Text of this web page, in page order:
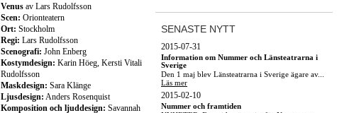
Venus av Lars Rudolfsson
Scen: Orionteatern
Ort: Stockholm
Regi: Lars Rudolfsson
Scenografi: John Enberg
Kostymdesign: Karin Höeg, Kersti Vitali
Rudolfsson
Maskdesign: Sara Klänge
Ljusdesign: Anders Rosenquist
Komposition och ljuddesign: Savannah
SENASTE NYTT
2015-07-31
Information om Nummer och Länsteatrarna i
Sverige
Den 1 maj blev Länsteatrarna i Sverige ägare av...
Läs mer
2015-02-10
Nummer och framtiden